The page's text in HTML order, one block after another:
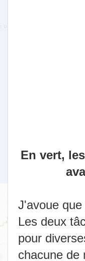
En vert,
J'avoue
Les deux
pour
chacune de